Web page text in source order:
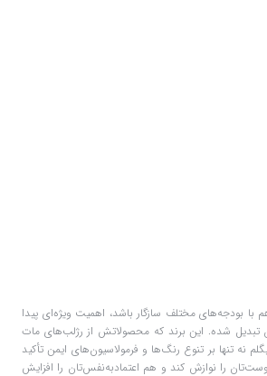
با بودجه‌های مختلف سازگار باشد، اهمیت ویژه‌ای پیدا
تبدیل شده. این برند که محصولاتش از رژلب‌های مات
نه تنها بر تنوع رنگ‌ها و فرمولاسیون‌های ایمن تأکید
را نوازش کند و هم اعتمادبه‌نفس‌تان را افزایش